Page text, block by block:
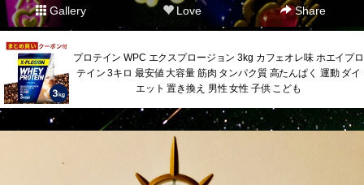
Gallery Love Share
プロテイン WPC エクスプロージョン 3kg カフェオレ味 ホエイプロ
テイン 3キロ 最安値 大容量 筋肉 タンパク質 高たんぱく 運動 ダイ
エット 置き換え 男性 女性 子供 こども